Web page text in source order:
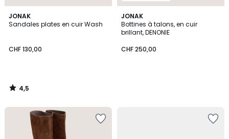
JONAK
Sandales plates en cuir Wash
CHF 130,00
4,5
/ 5
4,5
/
JONAK
Bottines à talons, en cuir
brillant, DENONIE
CHF 250,00